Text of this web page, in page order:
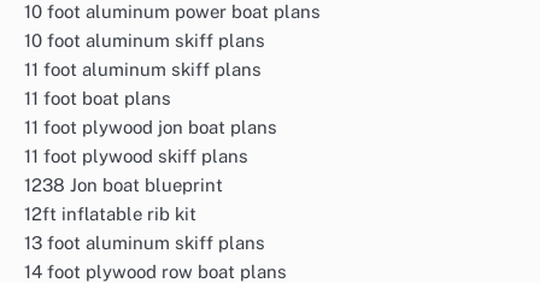
10 foot aluminum power boat plans
10 foot aluminum skiff plans
11 foot aluminum skiff plans
11 foot boat plans
11 foot plywood jon boat plans
11 foot plywood skiff plans
1238 Jon boat blueprint
12ft inflatable rib kit
13 foot aluminum skiff plans
14 foot plywood row boat plans